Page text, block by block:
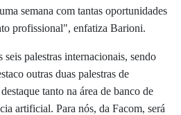
semana com tantas oportunidades
profissional", enfatiza Barioni.
palestras internacionais, sendo
outras duas palestras de
tanto na área de banco de
artificial. Para nós, da Facom, será